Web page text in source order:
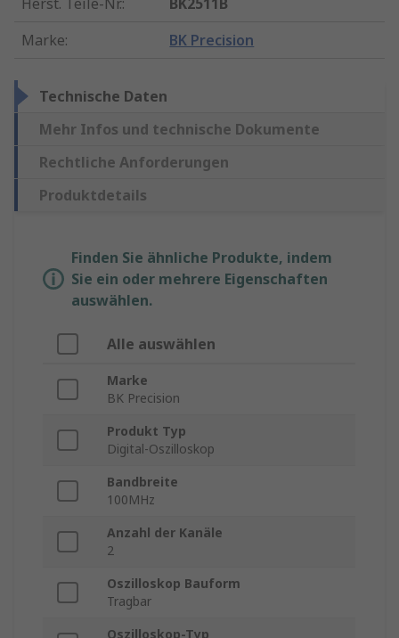
Herst. Teile-Nr.:
BK2511B
Marke: BK Precision
Technische Daten
Mehr Infos und technische Dokumente
Rechtliche Anforderungen
Produktdetails
Finden Sie ähnliche Produkte, indem
Sie ein oder mehrere Eigenschaften
auswählen.
Alle auswählen
Marke
BK Precision
Produkt Typ
Digital-Oszilloskop
Bandbreite
100MHz
Anzahl der Kanäle
2
Oszilloskop Bauform
Tragbar
Oszilloskop-Typ